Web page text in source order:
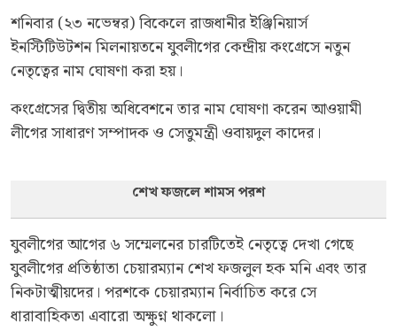
শনিবার (২৩ নভেম্বর) বিকেলে রাজধানীর ইঞ্জিনিয়ার্স
ইনস্টিটিউটশন মিলনায়তনে যুবলীগের কেন্দ্রীয় কংগ্রেসে নতুন
নেতৃত্বের নাম ঘোষণা করা হয়।
কংগ্রেসের দ্বিতীয় অধিবেশনে তার নাম ঘোষণা করেন আওয়ামী
লীগের সাধারণ সম্পাদক ও সেতুমন্ত্রী ওবায়দুল কাদের।
শেখ ফজলে শামস পরশ
যুবলীগের আগের ৬ সম্মেলনের চারটিতেই নেতৃত্বে দেখা গেছে
যুবলীগের প্রতিষ্ঠাতা চেয়ারম্যান শেখ ফজলুল হক মনি এবং তার
নিকটাত্মীয়দের। পরশকে চেয়ারম্যান নির্বাচিত করে সে
ধারাবাহিকতা এবারো অক্ষুণ্ন থাকলো।